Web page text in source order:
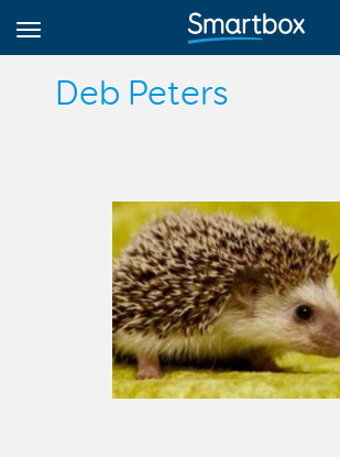
Přihlásit
Zaregistrovat se
Czech
Deb Peters